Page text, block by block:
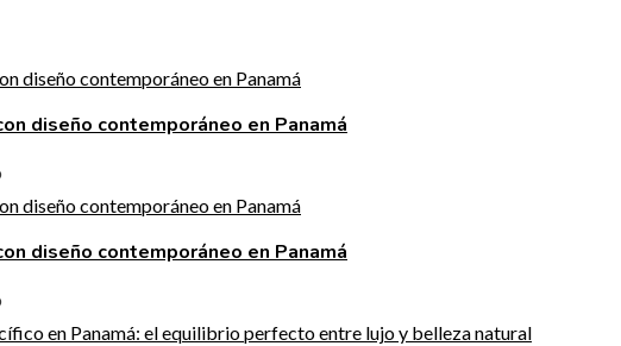
diseño contemporáneo en Panamá
diseño contemporáneo en Panamá